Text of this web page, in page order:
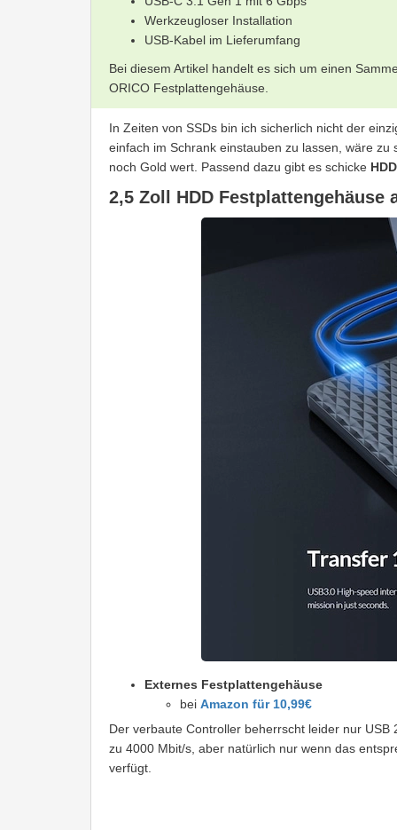
Werkzeugloser Installation
USB-Kabel im Lieferumfang
Bei diesem Artikel handelt es sich um einen
ORICO Festplattengehäuse.
In Zeiten von SSDs bin ich sicherlich nicht der
einfach im Schrank einstauben zu lassen, wäre
noch Gold wert. Passend dazu gibt es schicke
2,5 Zoll HDD Festplattengehäuse
Externes Festplattengehäuse
bei Amazon für 10,99€
Der verbaute Controller beherrscht leider nur
zu 4000 Mbit/s, aber natürlich nur wenn das
verfügt.